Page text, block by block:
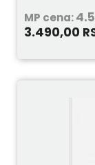
MP cena:
3.490,00